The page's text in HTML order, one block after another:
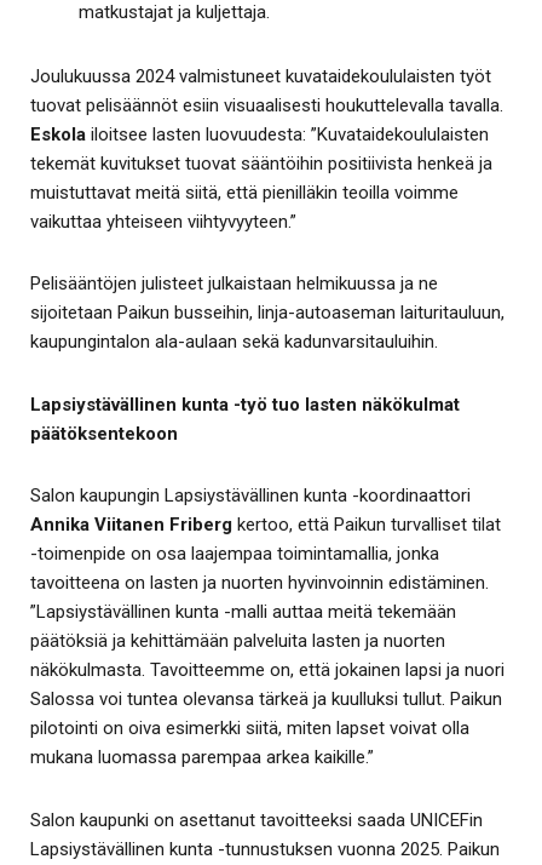
matkustajat ja kuljettaja.
Joulukuussa 2024 valmistuneet kuvataidekoululaisten työt
tuovat pelisäännöt esiin visuaalisesti houkuttelevalla tavalla.
Eskola iloitsee lasten luovuudesta: ”Kuvataidekoululaisten
tekemät kuvitukset tuovat sääntöihin positiivista henkeä ja
muistuttavat meitä siitä, että pienilläkin teoilla voimme
vaikuttaa yhteiseen viihtyvyyteen.”
Pelisääntöjen julisteet julkaistaan helmikuussa ja ne
sijoitetaan Paikun busseihin, linja-autoaseman laituritauluun,
kaupungintalon ala-aulaan sekä kadunvarsitauluihin.
Lapsiystävällinen kunta -työ tuo lasten näkökulmat
päätöksentekoon
Salon kaupungin Lapsiystävällinen kunta -koordinaattori
Annika Viitanen Friberg kertoo, että Paikun turvalliset tilat
-toimenpide on osa laajempaa toimintamallia, jonka
tavoitteena on lasten ja nuorten hyvinvoinnin edistäminen.
”Lapsiystävällinen kunta -malli auttaa meitä tekemään
päätöksiä ja kehittämään palveluita lasten ja nuorten
näkökulmasta. Tavoitteemme on, että jokainen lapsi ja nuori
Salossa voi tuntea olevansa tärkeä ja kuulluksi tullut. Paikun
pilotointi on oiva esimerkki siitä, miten lapset voivat olla
mukana luomassa parempaa arkea kaikille.”
Salon kaupunki on asettanut tavoitteeksi saada UNICEFin
Lapsiystävällinen kunta -tunnustuksen vuonna 2025. Paikun